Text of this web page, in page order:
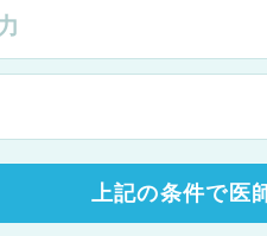
上記の条件で医